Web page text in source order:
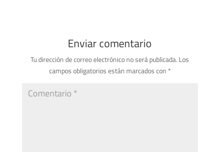
Enviar comentario
Tu dirección de correo electrónico no será publicada. Los
campos obligatorios están marcados con *